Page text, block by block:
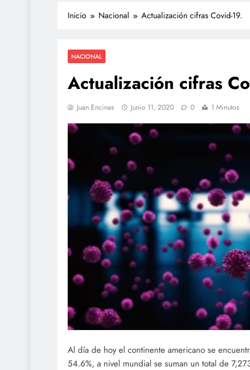
Inicio Nacional Actualización cifras Covid-19.
NACIONAL
Actualización cifras
Juan Encinas Junio 11, 2020 0 1 Minutos
Al día de hoy el continente americano se
54.6%, a nivel mundial se suman un total de